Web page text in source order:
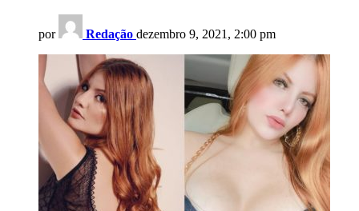
por Redação dezembro 9, 2021, 2:00 pm